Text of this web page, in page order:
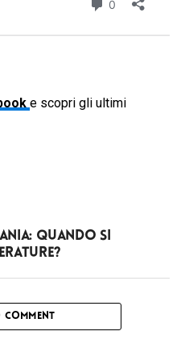
e scopri gli ultimi
quando si
COMMENT